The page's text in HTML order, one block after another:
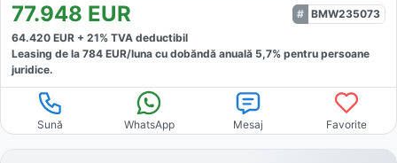
77.948 EUR
BMW235073
64.420 EUR + 21% TVA deductibil
Leasing de la 784 EUR/luna cu dobăndă anuală 5,7% pentru persoane
juridice.
Sună WhatsApp Mesaj Favorite